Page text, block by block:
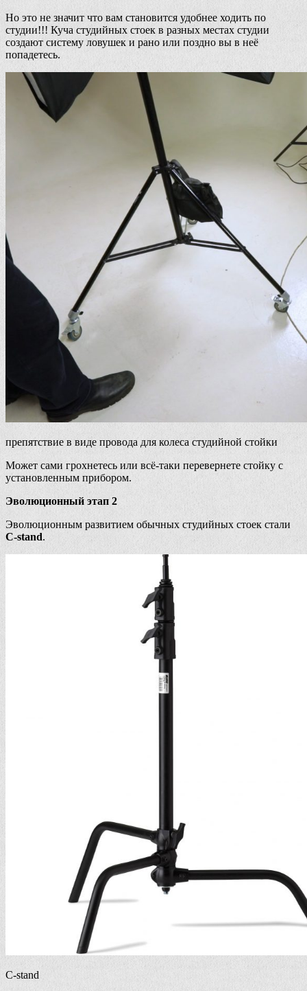
Но это не значит что вам становится удобнее ходить по
студии!!! Куча студийных стоек в разных местах студии
создают систему ловушек и рано или поздно вы в неё
попадетесь.
препятствие в виде провода для колеса студийной стойки
Может сами грохнетесь или всё-таки перевернете стойку с
установленным прибором.
Эволюционный этап 2
Эволюционным развитием обычных студийных стоек стали
C-stand.
C-stand